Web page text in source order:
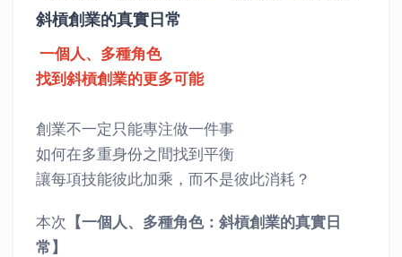
斜槓創業的真實日常
一個人、多種角色
找到斜槓創業的更多可能
創業不一定只能專注做一件事
如何在多重身份之間找到平衡
讓每項技能彼此加乘，而不是彼此消耗？
本次 【一個人、多種角色：斜槓創業的真實日
常】